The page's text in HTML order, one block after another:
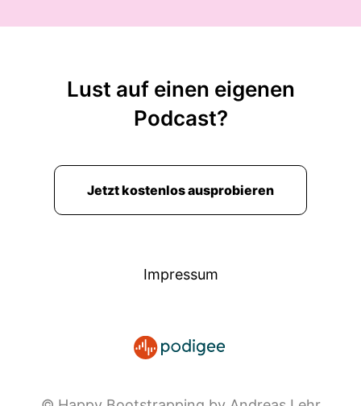
Lust auf einen eigenen
Podcast?
Jetzt kostenlos ausprobieren
Impressum